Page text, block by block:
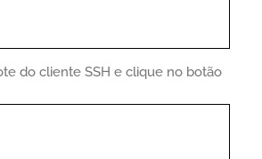
do cliente SSH e clique no botão